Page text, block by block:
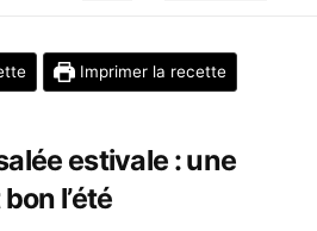
Imprimer la recette
estivale : une
l’été